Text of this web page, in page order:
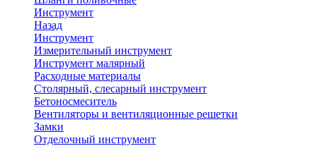
Инструмент
Назад
Инструмент
Измерительный инструмент
Инструмент малярный
Расходные материалы
Столярный, слесарный инструмент
Бетоносмеситель
Вентиляторы и вентиляционные решетки
Замки
Отделочный инструмент